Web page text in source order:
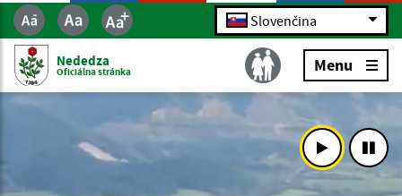
Slovenčina
Nededza
Oficiálna stránka Menu